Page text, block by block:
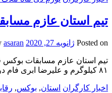
تیم استان عازم
Posted on ژانویه 27, 2020 asaran
۸۱ کیلوگرم و علیرضا ابری فام در ۹۱ کیلوگرم…
اخبار کارگران استان, بوکس,